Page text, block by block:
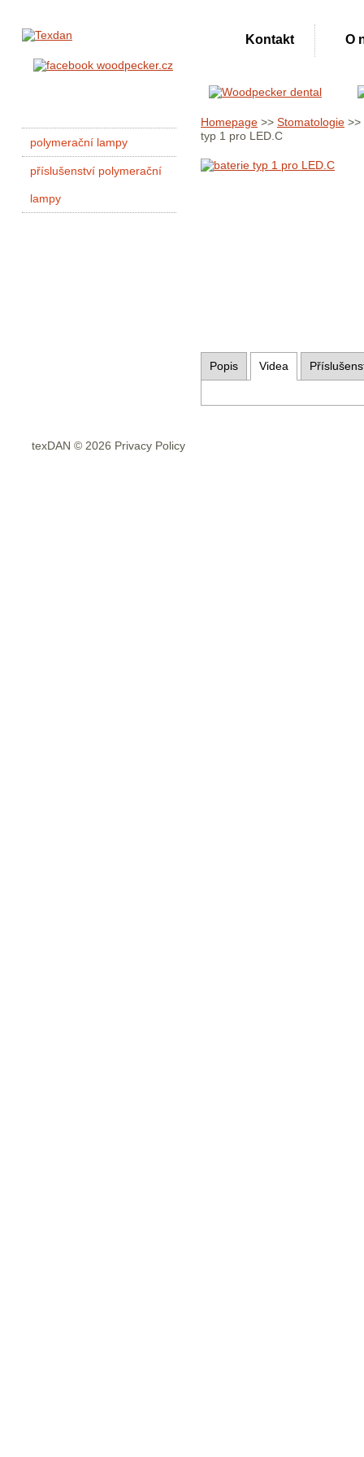
Kontakt O
polymerační lampy
příslušenství polymerační
lampy
Homepage >> Stomatologie >>
typ 1 pro LED.C
Popis Videa
texDAN © 2026 Privacy Policy